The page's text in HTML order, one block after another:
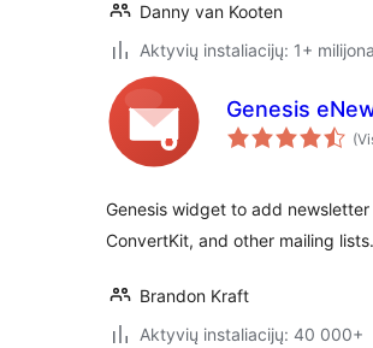
Danny van Kooten
Aktyvių instaliacijų: 1+
Genesis
Genesis widget to add
ConvertKit, and other mailing lists.
Brandon Kraft
Aktyvių instaliacijų: 40 000+